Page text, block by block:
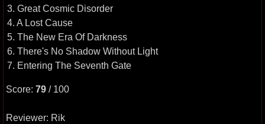
3. Great Cosmic Disorder
4. A Lost Cause
5. The New Era Of Darkness
6. There's No Shadow Without Light
7. Entering The Seventh Gate
Score: 79 / 100
Reviewer: Rik